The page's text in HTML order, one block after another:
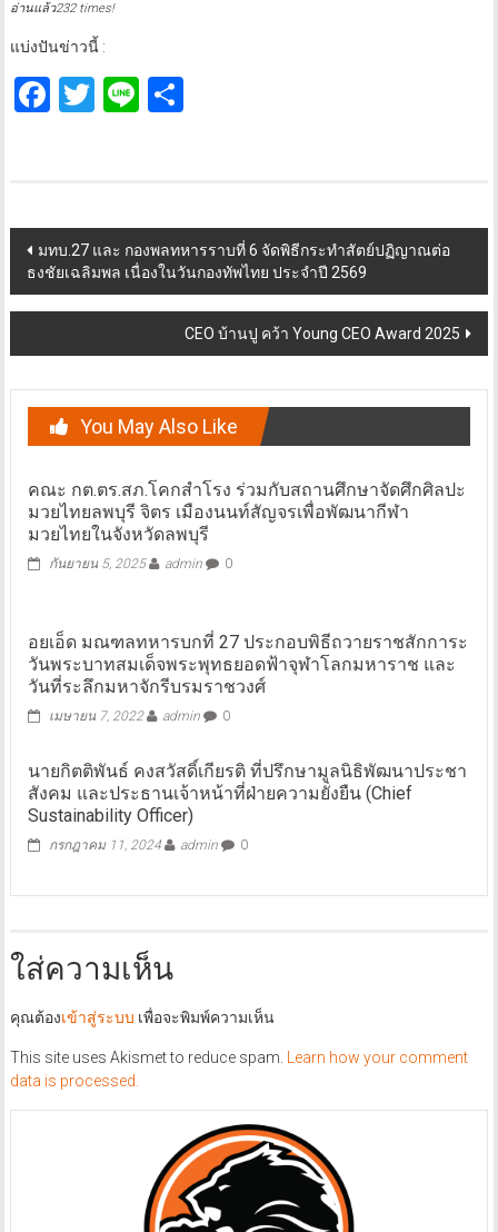
อ่านแล้ว232 times!
แบ่งปันข่าวนี้ :
Facebook
Twitter
LineShare
Post
navigation
มทบ.27 และ กองพลทหารราบที่ 6 จัดพิธีกระทำสัตย์ปฏิญาณต่อ
ธงชัยเฉลิมพล เนื่องในวันกองทัพไทย ประจำปี 2569
CEO บ้านปู คว้า Young CEO Award 2025
You May Also Like
คณะ กต.ตร.สภ.โคกสำโรง ร่วมกับสถานศึกษาจัดศึกศิลปะ
มวยไทยลพบุรี จิตร เมืองนนท์สัญจรเพื่อพัฒนากีฬา
มวยไทยในจังหวัดลพบุรี
กันยายน 5, 2025 admin 0
อยเอ็ด มณฑลทหารบกที่ 27 ประกอบพิธีถวายราชสักการะ
วันพระบาทสมเด็จพระพุทธยอดฟ้าจุฬาโลกมหาราช และ
วันที่ระลึกมหาจักรีบรมราชวงศ์
เมษายน 7, 2022 admin 0
นายกิตติพันธ์ คงสวัสดิ์เกียรติ ที่ปรึกษามูลนิธิพัฒนาประชา
สังคม และประธานเจ้าหน้าที่ฝ่ายความยั่งยืน (Chief
Sustainability Officer)
กรกฎาคม 11, 2024 admin 0
ใส่ความเห็น
คุณต้องเข้าสู่ระบบ เพื่อจะพิมพ์ความเห็น
This site uses Akismet to reduce spam.
Learn how your comment
data is processed.